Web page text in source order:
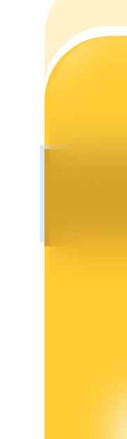
Launchpool
活期質押獲得熱門